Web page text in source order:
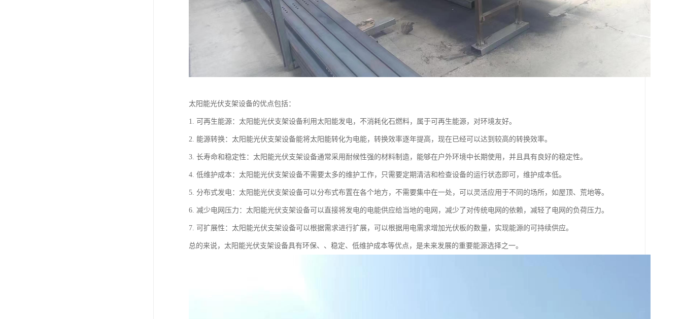
太阳能光伏支架设备的优点包括：
1. 可再生能源：太阳能光伏支架设备利用太阳能发电，不消耗化石燃料，属于可再生能源，对环境友好。
2. 能源转换：太阳能光伏支架设备能将太阳能转化为电能，转换效率逐年提高，现在已经可以达到较高的转换效率。
3. 长寿命和稳定性：太阳能光伏支架设备通常采用耐候性强的材料制造，能够在户外环境中长期使用，并且具有良好的稳定性。
4. 低维护成本：太阳能光伏支架设备不需要太多的维护工作，只需要定期清洁和检查设备的运行状态即可，维护成本低。
5. 分布式发电：太阳能光伏支架设备可以分布式布置在各个地方，不需要集中在一处，可以灵活应用于不同的场所，如屋顶、荒地等。
6. 减少电网压力：太阳能光伏支架设备可以直接将发电的电能供应给当地的电网，减少了对传统电网的依赖，减轻了电网的负荷压力。
7. 可扩展性：太阳能光伏支架设备可以根据需求进行扩展，可以根据用电需求增加光伏板的数量，实现能源的可持续供应。
总的来说，太阳能光伏支架设备具有环保、、稳定、低维护成本等优点，是未来发展的重要能源选择之一。